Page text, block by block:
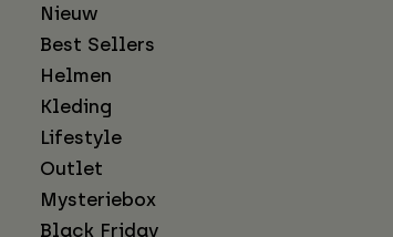
Nieuw
Best Sellers
Helmen
Kleding
Lifestyle
Outlet
Mysteriebox
Black Friday